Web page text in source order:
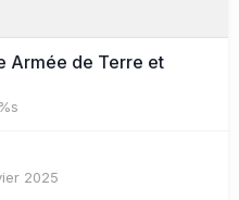
Armée de Terre et
2025